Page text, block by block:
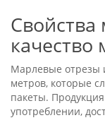
качество
Марлевые отрезы
метров, которые
пакеты.
употреблении,